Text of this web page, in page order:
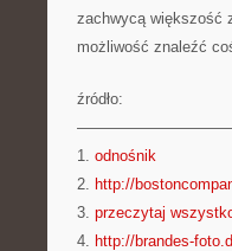
zachwycą większość
możliwość znaleźć
źródło:
1. odnośnik
2. http://
3. przeczytaj
4. http://brandes-